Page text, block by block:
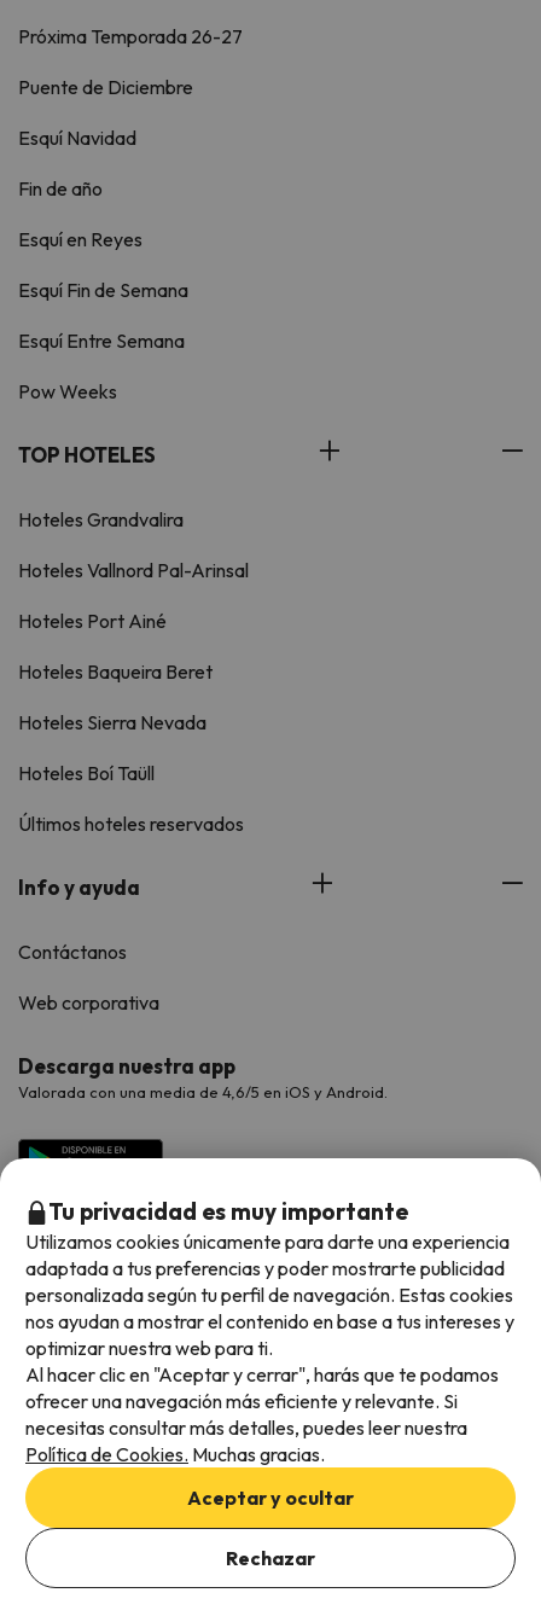
Añade las fechas para comprobar la disponibilidad
Añadir fechas
Próxima Temporada 26-27
Puente de Diciembre
Esquí Navidad
Fin de año
Esquí en Reyes
Esquí Fin de Semana
Esquí Entre Semana
Pow Weeks
TOP HOTELES
Hoteles Grandvalira
Hoteles Vallnord Pal-Arinsal
Hoteles Port Ainé
Hoteles Baqueira Beret
Hoteles Sierra Nevada
Hoteles Boí Taüll
Últimos hoteles reservados
Info y ayuda
Contáctanos
Web corporativa
Descarga nuestra app
Valorada con una media de 4,6/5 en iOS y Android.
Métodos de pago disponibles
Condiciones generales
Privacidad de datos
Política de cookies
Tu privacidad es muy importante
Utilizamos cookies únicamente para darte una experiencia
adaptada a tus preferencias y poder mostrarte publicidad
personalizada según tu perfil de navegación. Estas cookies
nos ayudan a mostrar el contenido en base a tus intereses y
optimizar nuestra web para ti.
Al hacer clic en "Aceptar y cerrar", harás que te podamos
ofrecer una navegación más eficiente y relevante. Si
necesitas consultar más detalles, puedes leer nuestra
Política de Cookies. Muchas gracias.
Aceptar y ocultar
Rechazar